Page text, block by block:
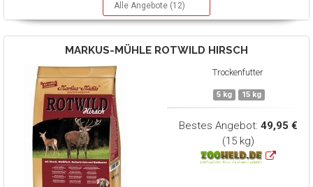
Alle Angebote (12)
MARKUS-MÜHLE ROTWILD HIRSCH
Trockenfutter
5 kg 15 kg
Bestes Angebot: 49,95 €
(15 kg)